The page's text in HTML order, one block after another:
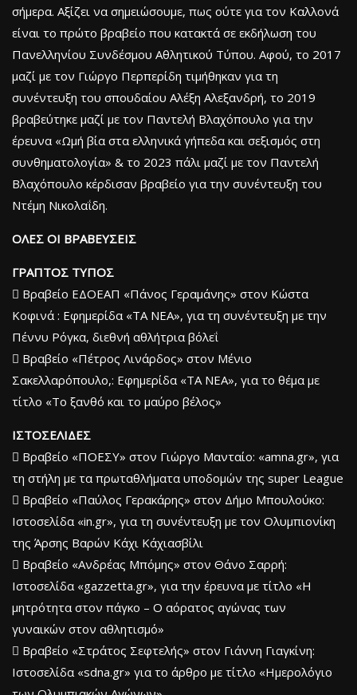
σήμερα. Αξίζει να σημειώσουμε, πως ούτε για τον Καλλονά
είναι το πρώτο βραβείο που κατακτά σε εκδήλωση του
Πανελληνίου Συνδέσμου Αθλητικού Τύπου. Αφού, το 2017
μαζί με τον Γιώργο Περπερίδη τιμήθηκαν για τη
συνέντευξη του σπουδαίου Αλέξη Αλεξανδρή, το 2019
βραβεύτηκε μαζί με τον Παντελή Βλαχόπουλο για την
έρευνα «Ωμή βία στα ελληνικά γήπεδα και σεξισμός στη
συνθηματολογία» & το 2023 πάλι μαζί με τον Παντελή
Βλαχόπουλο κέρδισαν βραβείο για την συνέντευξη του
Ντέμη Νικολαΐδη.
ΟΛΕΣ ΟΙ ΒΡΑΒΕΥΣΕΙΣ
ΓΡΑΠΤΟΣ ΤΥΠΟΣ
 Βραβείο ΕΔΟΕΑΠ «Πάνος Γεραμάνης» στον Κώστα
Κοφινά : Εφημερίδα «ΤΑ ΝΕΑ», για τη συνέντευξη με την
Πέννυ Ρόγκα, διεθνή αθλήτρια βόλεΐ
 Βραβείο «Πέτρος Λινάρδος» στον Μένιο
Σακελλαρόπουλο,: Εφημερίδα «ΤΑ ΝΕΑ», για το θέμα με
τίτλο «Το ξανθό και το μαύρο βέλος»
ΙΣΤΟΣΕΛΙΔΕΣ
 Βραβείο «ΠΟΕΣΥ» στον Γιώργο Μανταίο: «amna.gr», για
τη στήλη με τα πρωταθλήματα υποδομών της super League
 Βραβείο «Παύλος Γερακάρης» στον Δήμο Μπουλούκο:
Ιστοσελίδα «in.gr», για τη συνέντευξη με τον Ολυμπιονίκη
της Άρσης Βαρών Κάχι Κάχιασβίλι
 Βραβείο «Ανδρέας Μπόμης» στον Θάνο Σαρρή:
Ιστοσελίδα «gazzetta.gr», για την έρευνα με τίτλο «Η
μητρότητα στον πάγκο – Ο αόρατος αγώνας των
γυναικών στον αθλητισμό»
 Βραβείο «Στράτος Σεφτελής» στον Γιάννη Γιαγκίνη:
Ιστοσελίδα «sdna.gr» για το άρθρο με τίτλο «Ημερολόγιο